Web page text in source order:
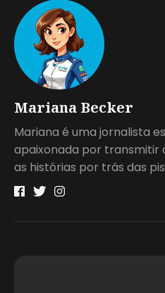
Mariana Becker
Mariana é uma jornalista
apaixonada por transmitir
as histórias por trás das